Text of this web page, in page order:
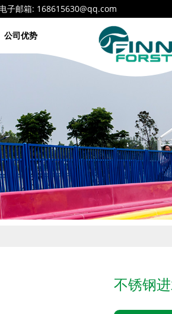
公司优势
不锈钢